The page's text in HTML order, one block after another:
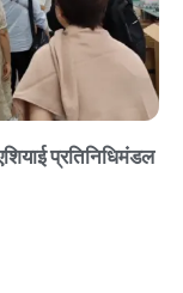
प्रतिनिधिमंडल